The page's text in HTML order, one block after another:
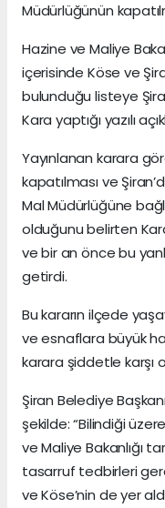
Müdürlüğünün
Hazine ve Maliye
içerisinde Köse ve
bulunduğu listeye
Kara yaptığı yazılı
Yayınlanan karara
kapatılması ve
Mal Müdürlüğüne
olduğunu belirten
ve bir an önce bu
getirdi.
Bu kararın ilçede
ve esnaflara büyük
karara şiddetle karşı
Şiran Belediye
şekilde: “Bilindiği
ve Maliye Bakanlığı
tasarruf tedbirleri
ve Köse’nin de yer